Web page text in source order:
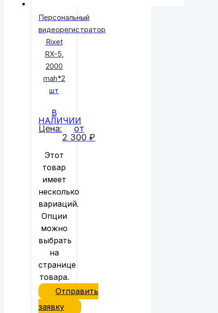
Цена:
от
2 300 ₽
Персональный
видеорегистратор
Rixet
RX-5,
2000
mah*2
шт
В
НАЛИЧИИ
Этот
товар
имеет
несколько
вариаций.
Опции
можно
выбрать
на
странице
товара.
Отправить
заявку